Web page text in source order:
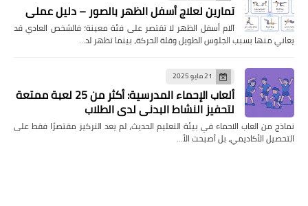
تمارين لعلاج أسفل الظهر بالصور – دليل عملي
آلام أسفل الظهر لا تقتصر على فئة معينة؛ فالشخص العادي قد
يعاني منها بسبب الجلوس الطويل وقلة الحركة، بينما تظهر لد…
21 مايو 2025
ألعاب الإحماء المدرسية: أكثر من 25 لعبة ممتعة
لتحفيز النشاط البدني لدى الطلاب
نماذج من العاب الاحماء في بيئة التعليم الحديث، لم يعد التركيز مقتصرًا فقط على
التحصيل الأكاديمي، بل أصبحت الأ…